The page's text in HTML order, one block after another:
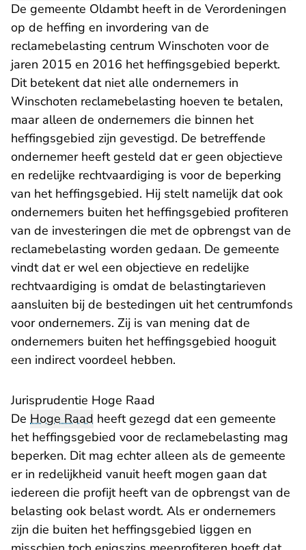
De gemeente Oldambt heeft in de Verordeningen
op de heffing en invordering van de
reclamebelasting centrum Winschoten voor de
jaren 2015 en 2016 het heffingsgebied beperkt.
Dit betekent dat niet alle ondernemers in
Winschoten reclamebelasting hoeven te betalen,
maar alleen de ondernemers die binnen het
heffingsgebied zijn gevestigd. De betreffende
ondernemer heeft gesteld dat er geen objectieve
en redelijke rechtvaardiging is voor de beperking
van het heffingsgebied. Hij stelt namelijk dat ook
ondernemers buiten het heffingsgebied profiteren
van de investeringen die met de opbrengst van de
reclamebelasting worden gedaan. De gemeente
vindt dat er wel een objectieve en redelijke
rechtvaardiging is omdat de belastingtarieven
aansluiten bij de bestedingen uit het centrumfonds
voor ondernemers. Zij is van mening dat de
ondernemers buiten het heffingsgebied hooguit
een indirect voordeel hebben.
Jurisprudentie Hoge Raad
De Hoge Raad heeft gezegd dat een gemeente
het heffingsgebied voor de reclamebelasting mag
beperken. Dit mag echter alleen als de gemeente
er in redelijkheid vanuit heeft mogen gaan dat
iedereen die profijt heeft van de opbrengst van de
belasting ook belast wordt. Als er ondernemers
zijn die buiten het heffingsgebied liggen en